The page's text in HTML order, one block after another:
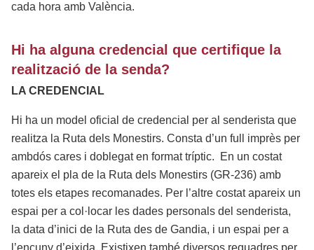
cada hora amb València.
Hi ha alguna credencial que certifique la
realització de la senda?
LA CREDENCIAL
Hi ha un model oficial de credencial per al senderista que
realitza la Ruta dels Monestirs. Consta d’un full imprès per
ambdós cares i doblegat en format tríptic. En un costat
apareix el pla de la Ruta dels Monestirs (GR-236) amb
totes els etapes recomanades. Per l’altre costat apareix un
espai per a col·locar les dades personals del senderista,
la data d’inici de la Ruta des de Gandia, i un espai per a
l’encuny d’eixida. Existixen també diversos requadres per